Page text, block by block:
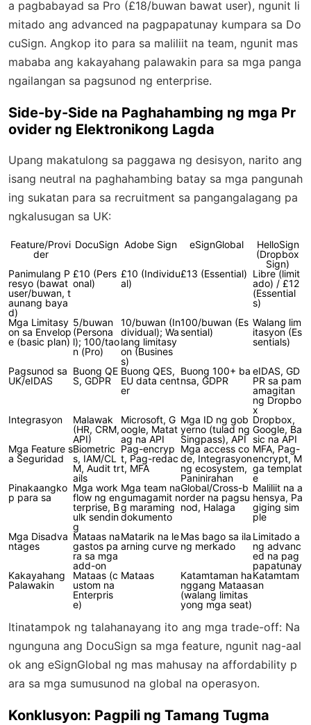
a pagbabayad sa Pro (£18/buwan bawat user), ngunit li
mitado ang advanced na pagpapatunay kumpara sa Do
cuSign. Angkop ito para sa maliliit na team, ngunit mas
mababa ang kakayahang palawakin para sa mga panga
ngailangan sa pagsunod ng enterprise.
Side-by-Side na Paghahambing ng mga Pr
ovider ng Elektronikong Lagda
Upang makatulong sa paggawa ng desisyon, narito ang
isang neutral na paghahambing batay sa mga pangunah
ing sukatan para sa recruitment sa pangangalagang pa
ngkalusugan sa UK:
Feature/Provi
der
DocuSign Adobe Sign eSignGlobal
HelloSign
(Dropbox
Sign)
Panimulang P
resyo (bawat
user/buwan, t
aunang baya
d)
£10 (Pers
onal)
£10 (Individu
al)
£13 (Essential) Libre (limit
ado) / £12
(Essential
s)
Mga Limitasy
on sa Envelop
e (basic plan)
5/buwan
(Persona
l); 100/tao
n (Pro)
10/buwan (In
dividual); Wa
lang limitasy
on (Busines
s)
100/buwan (Es
sential)
Walang lim
itasyon (Es
sentials)
Pagsunod sa
UK/eIDAS
Buong QE
S, GDPR
Buong QES,
EU data cent
er
Buong 100+ ba
nsa, GDPR
eIDAS, GD
PR sa pam
amagitan
ng Dropbo
x
Integrasyon
Malawak
(HR, CRM,
API)
Microsoft, G
oogle, Matat
ag na API
Mga ID ng gob
yerno (tulad ng
Singpass), API
Dropbox,
Google, Ba
sic na API
Mga Feature s
a Seguridad
Biometric
s, IAM/CL
M, Audit tr
ails
Pag-encryp
t, Pag-redac
t, MFA
Mga access co
de, Integrasyon
ng ecosystem,
Paninirahan
MFA, Pag-
encrypt, M
ga templat
e
Pinakaangko
p para sa
Mga work
flow ng en
terprise, B
ulk sendin
g
Mga team na
gumagamit n
g maraming
dokumento
Global/Cross-b
order na pagsu
nod, Halaga
Maliliit na a
hensya, Pa
giging sim
ple
Mga Disadva
ntages
Mataas na
gastos pa
ra sa mga
add-on
Matarik na le
arning curve
Mas bago sa ila
ng merkado
Limitado a
ng advanc
ed na pag
papatunay
Kakayahang
Palawakin
Mataas (c
ustom na
Enterpris
e)
Mataas
Katamtaman ha
nggang Mataas
(walang limitas
yong mga seat)
Katamtam
an
Itinatampok ng talahanayang ito ang mga trade-off: Na
ngunguna ang DocuSign sa mga feature, ngunit nag-aal
ok ang eSignGlobal ng mas mahusay na affordability p
ara sa mga sumusunod na global na operasyon.
Konklusyon: Pagpili ng Tamang Tugma